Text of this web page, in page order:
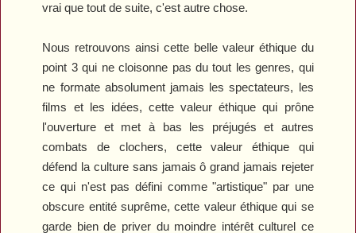
vrai que tout de suite, c'est autre chose.
Nous retrouvons ainsi cette belle valeur éthique du
point 3 qui ne cloisonne pas du tout les genres, qui
ne formate absolument jamais les spectateurs, les
films et les idées, cette valeur éthique qui prône
l'ouverture et met à bas les préjugés et autres
combats de clochers, cette valeur éthique qui
défend la culture sans jamais ô grand jamais rejeter
ce qui n'est pas défini comme "artistique" par une
obscure entité suprême, cette valeur éthique qui se
garde bien de priver du moindre intérêt culturel ce